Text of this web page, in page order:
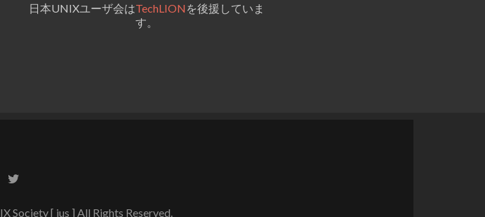
日本UNIXユーザ会はTechLIONを後援していま
す。
Go
Society [ jus ] All Rights Reserved.